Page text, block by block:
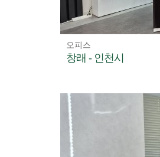
오피스
창래 - 인천시